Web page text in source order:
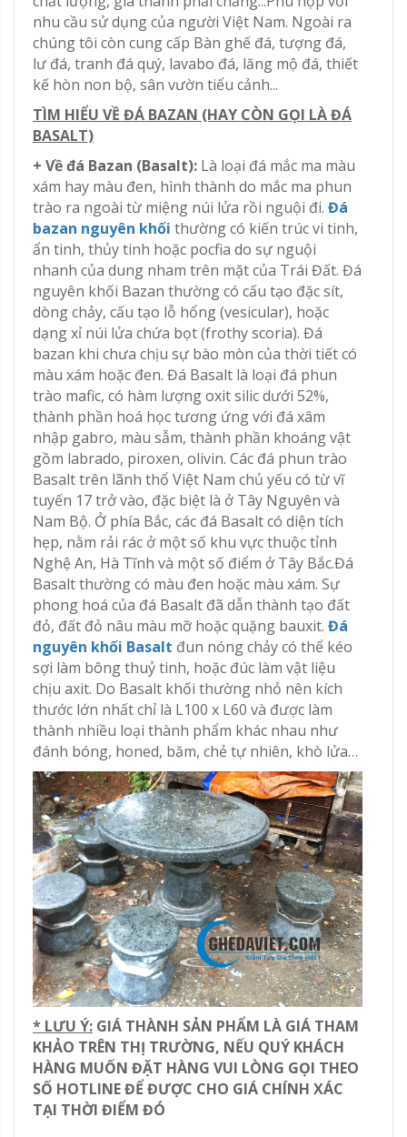
nhu cầu sử dụng của người Việt Nam. Ngoài ra
chúng tôi còn cung cấp Bàn ghế đá, tượng đá,
lư đá, tranh đá quý, lavabo đá, lăng mộ đá, thiết
kế hòn non bộ, sân vườn tiểu cảnh...
TÌM HIỂU VỀ ĐÁ BAZAN (HAY CÒN GỌI LÀ ĐÁ
BASALT)
+ Về đá Bazan (Basalt): Là loại đá mắc ma màu
xám hay màu đen, hình thành do mắc ma phun
trào ra ngoài từ miệng núi lửa rồi nguội đi. Đá
bazan nguyên khối thường có kiến trúc vi tinh,
ẩn tinh, thủy tinh hoặc pocfia do sự nguội
nhanh của dung nham trên mặt của Trái Đất. Đá
nguyên khối Bazan thường có cấu tạo đặc sít,
dòng chảy, cấu tạo lỗ hổng (vesicular), hoặc
dạng xỉ núi lửa chứa bọt (frothy scoria). Đá
bazan khi chưa chịu sự bào mòn của thời tiết có
màu xám hoặc đen. Đá Basalt là loại đá phun
trào mafic, có hàm lượng oxit silic dưới 52%,
thành phần hoá học tương ứng với đá xâm
nhập gabro, màu sẫm, thành phần khoáng vật
gồm labrado, piroxen, olivin. Các đá phun trào
Basalt trên lãnh thổ Việt Nam chủ yếu có từ vĩ
tuyến 17 trở vào, đặc biệt là ở Tây Nguyên và
Nam Bộ. Ở phía Bắc, các đá Basalt có diện tích
hẹp, nằm rải rác ở một số khu vực thuộc tỉnh
Nghệ An, Hà Tĩnh và một số điểm ở Tây Bắc.Đá
Basalt thường có màu đen hoặc màu xám. Sự
phong hoá của đá Basalt đã dẫn thành tạo đất
đỏ, đất đỏ nâu màu mỡ hoặc quặng bauxit. Đá
nguyên khối Basalt đun nóng chảy có thể kéo
sợi làm bông thuỷ tinh, hoặc đúc làm vật liệu
chịu axit. Do Basalt khối thường nhỏ nên kích
thước lớn nhất chỉ là L100 x L60 và được làm
thành nhiều loại thành phẩm khác nhau như
đánh bóng, honed, băm, chẻ tự nhiên, khò lửa…
* LƯU Ý: GIÁ THÀNH SẢN PHẨM LÀ GIÁ THAM
KHẢO TRÊN THỊ TRƯỜNG, NẾU QUÝ KHÁCH
HÀNG MUỐN ĐẶT HÀNG VUI LÒNG GỌI THEO
SỐ HOTLINE ĐỂ ĐƯỢC CHO GIÁ CHÍNH XÁC
TẠI THỜI ĐIỂM ĐÓ